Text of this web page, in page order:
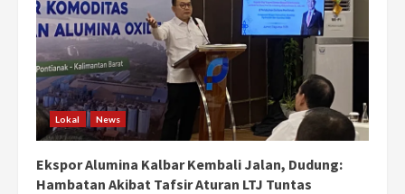
Lokal News
Ekspor Alumina Kalbar Kembali Jalan, Dudung:
Hambatan Akibat Tafsir Aturan LTJ Tuntas